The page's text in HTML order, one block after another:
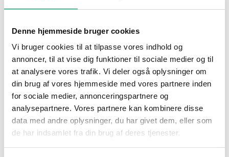
Denne hjemmeside bruger cookies
Vi bruger cookies til at tilpasse vores indhold og
annoncer, til at vise dig funktioner til sociale medier og til
at analysere vores trafik. Vi deler også oplysninger om
din brug af vores hjemmeside med vores partnere inden
for sociale medier, annonceringspartnere og
analysepartnere. Vores partnere kan kombinere disse
data med andre oplysninger, du har givet dem, eller som
de har indsamlet fra din brug af deres tjenester.